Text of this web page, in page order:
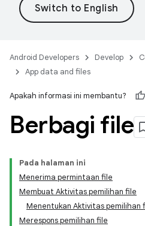
Android Developers Develop
App data and files
Apakah informasi ini membantu?
Berbagi file
Pada halaman ini
Menerima permintaan file
Membuat Aktivitas pemilihan file
Menentukan Aktivitas pemilihan
Merespons pemilihan file